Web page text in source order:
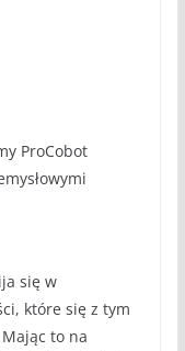
ProCobot
się w
które się z tym
to na